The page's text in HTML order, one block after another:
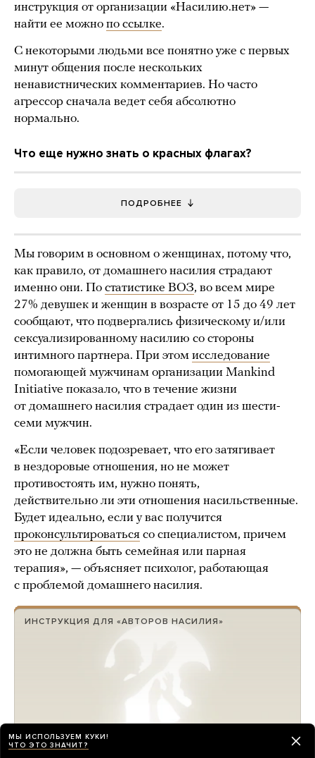
инструкция от организации «Насилию.нет» —
найти ее можно по ссылке.
С некоторыми людьми все понятно уже с первых
минут общения после нескольких
ненавистнических комментариев. Но часто
агрессор сначала ведет себя абсолютно
нормально.
Что еще нужно знать о красных флагах?
ПОДРОБНЕЕ
Мы говорим в основном о женщинах, потому что,
как правило, от домашнего насилия страдают
именно они. По статистике ВОЗ, во всем мире
27% девушек и женщин в возрасте от 15 до 49 лет
сообщают, что подвергались физическому и/или
сексуализированному насилию со стороны
интимного партнера. При этом исследование
помогающей мужчинам организации Mankind
Initiative показало, что в течение жизни
от домашнего насилия страдает один из шести-
семи мужчин.
«Если человек подозревает, что его затягивает
в нездоровые отношения, но не может
противостоять им, нужно понять,
действительно ли эти отношения насильственные.
Будет идеально, если у вас получится
проконсультироваться со специалистом, причем
это не должна быть семейная или парная
терапия», — объясняет психолог, работающая
с проблемой домашнего насилия.
ИНСТРУКЦИЯ ДЛЯ «АВТОРОВ НАСИЛИЯ»
МЫ ИСПОЛЬЗУЕМ КУКИ!
ЧТО ЭТО ЗНАЧИТ?